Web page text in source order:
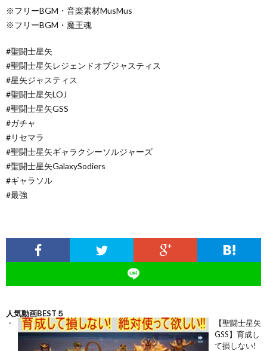
※フリーBGM・音楽素材MusMus
※フリーBGM・魔王魂
#聖闘士星矢
#聖闘士星矢レジェンドオブジャスティス
#星矢ジャスティス
#聖闘士星矢LOJ
#聖闘士星矢GSS
#ガチャ
#リセマラ
#聖闘士星矢ギャラクシーソルジャーズ
#聖闘士星矢GalaxySodiers
#ギャラソル
#最強
人気動画BEST５
【聖闘士星矢
GSS】育成し
て損しない!